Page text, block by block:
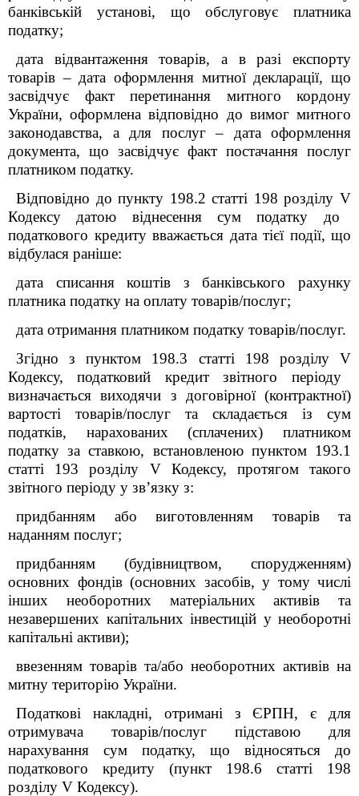
банківській установі, що обслуговує платника
податку;
дата відвантаження товарів, а в разі експорту
товарів – дата оформлення митної декларації, що
засвідчує факт перетинання митного кордону
України, оформлена відповідно до вимог митного
законодавства, а для послуг – дата оформлення
документа, що засвідчує факт постачання послуг
платником податку.
Відповідно до пункту 198.2 статті 198розділу V
Кодексу датою віднесення сум податку до
податкового кредиту вважається дата тієї події, що
відбулася раніше:
дата списання коштів з банківського рахунку
платника податку на оплату товарів/послуг;
дата отримання платником податку товарів/послуг.
Згідно з пунктом 198.3 статті 198 розділу V
Кодексу, податковий кредит звітного періоду
визначається виходячи з договірної (контрактної)
вартості товарів/послуг та складається із сум
податків, нарахованих (сплачених) платником
податку за ставкою, встановленою пунктом 193.1
статті 193розділу VКодексу, протягом такого
звітного періоду у зв’язку з:
придбанням або виготовленням товарів та
наданням послуг;
придбанням (будівництвом, спорудженням)
основних фондів (основних засобів, у тому числі
інших необоротних матеріальних активів та
незавершених капітальних інвестицій у необоротні
капітальні активи);
ввезенням товарів та/або необоротних активів на
митну територію України.
Податкові накладні, отримані з ЄРПН, є для
отримувача товарів/послуг підставою для
нарахування сум податку, що відносяться до
податкового кредиту (пункт 198.6 статті 198
розділу V Кодексу).